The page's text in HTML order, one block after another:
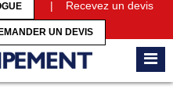
| Recevez un devis
UN DEVIS